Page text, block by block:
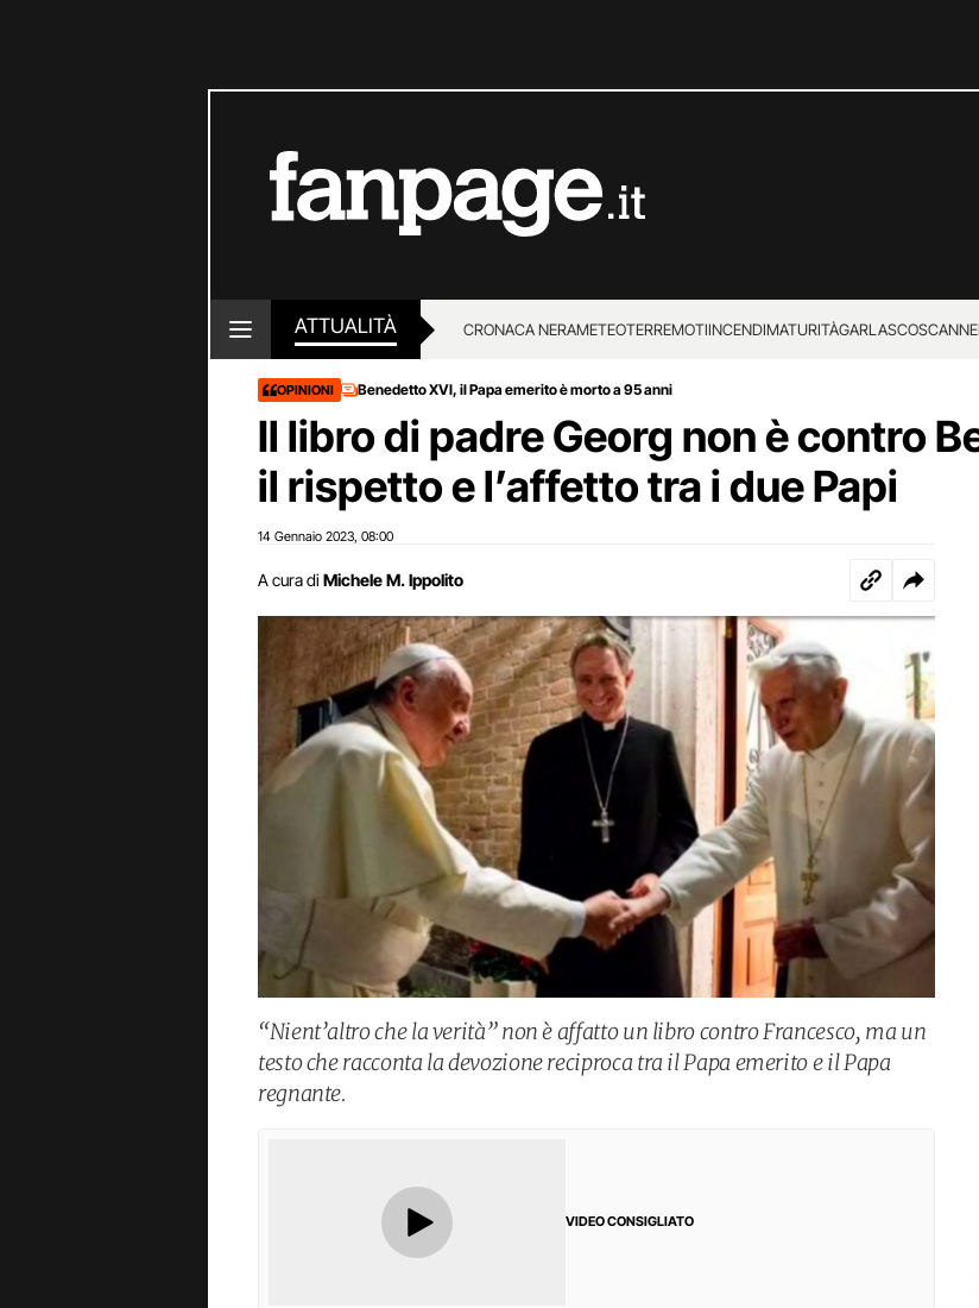
ATTUALITÀ CRONACA NERAMETEOTERREMOTIINCENDIMATURITÀGARLASCO
LOTTO E SUPERENALOTTO
OPINIONI Benedetto XVI, il Papa emerito è morto a 95 anni
Il libro di padre Georg non è contro
il rispetto e l’affetto tra i due Papi
14 Gennaio 2023 08:00
A cura di Michele M. Ippolito
“Nient’altro che la verità” non è affatto un libro contro Francesco, ma un
testo che racconta la devozione reciproca tra il Papa emerito e il Papa
regnante.
VIDEO CONSIGLIATO